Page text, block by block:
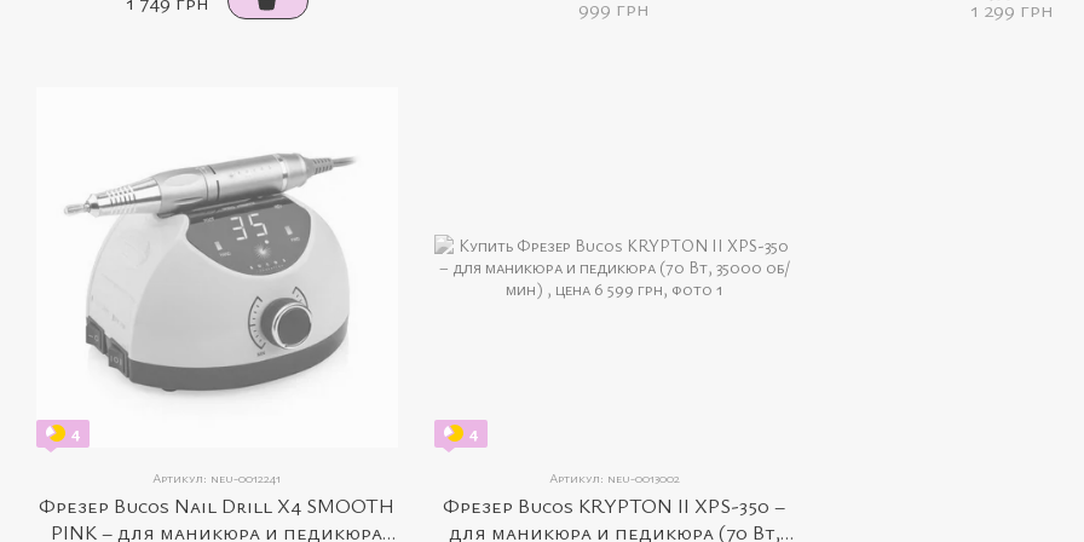
999 грн 1 299 грн
4
Артикул: neu-0012241
Фрезер Bucos Nail Drill X4 SMOOTH
PINK – для маникюра и педикюра
4
Артикул: neu-0013002
Фрезер Bucos KRYPTON II XPS-350 –
для маникюра и педикюра (70 Вт,